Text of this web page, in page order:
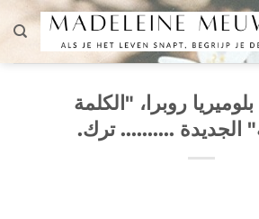
روبرا، "الكلمة
الجديدة .......... ترك.